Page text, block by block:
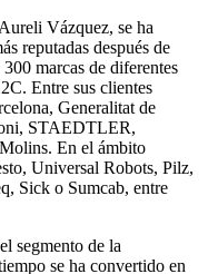
Vázquez, se ha
reputadas después de
marcas de diferentes
Entre sus clientes
Generalitat de
STAEDTLER,
En el ámbito
Universal Robots, Pilz,
Sick o Sumcab, entre
segmento de la
se ha convertido en